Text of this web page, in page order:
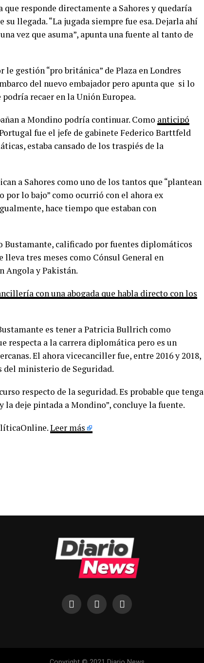
responde directamente a Sahores y quedaría
su llegada. “La jugada siempre fue esa. Dejarla ahí
vez que asuma”, apunta una fuente al tanto de
gestión “pro británica” de Plaza en Londres
del nuevo embajador pero apunta que si lo
recaer en la Unión Europea.
a Mondino podría continuar. Como anticipó
fue el jefe de gabinete Federico Barttfeld
estaba cansado de los traspiés de la
a Sahores como uno de los tantos que “plantean
lo bajo” como ocurrió con el ahora ex
hace tiempo que estaban con
Bustamante, calificado por fuentes diplomáticos
lleva tres meses como Cónsul General en
Angola y Pakistán.
con una abogada que habla directo con los
es tener a Patricia Bullrich como
respecta a la carrera diplomática pero es un
El ahora vicecanciller fue, entre 2016 y 2018,
del ministerio de Seguridad.
respecto de la seguridad. Es probable que tenga
deje pintada a Mondino”, concluye la fuente.
Leer más